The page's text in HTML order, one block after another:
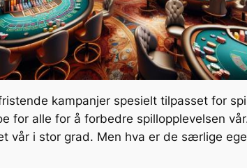
kampanjer spesielt tilpasset for
for alle for å forbedre spillopplevelsen
vår i stor grad. Men hva er de særlige